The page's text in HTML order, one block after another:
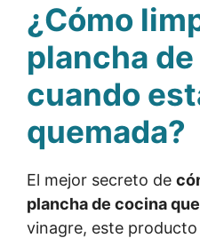
¿Cómo
plancha
cuando
quemada?
El mejor secreto de
plancha de cocina
vinagre, este